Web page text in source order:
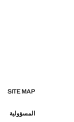
SITE MAP
المسؤولية